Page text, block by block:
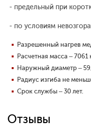
- предельный при
- по условиям
Разрешенный нагрев
Расчетная масса – 7061
Наружный диаметр –
Радиус изгиба не
Срок службы – 30 лет.
Отзывы